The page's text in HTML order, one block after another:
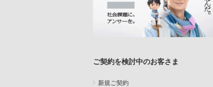
ご契約を検討中のお客さま
新規ご契約